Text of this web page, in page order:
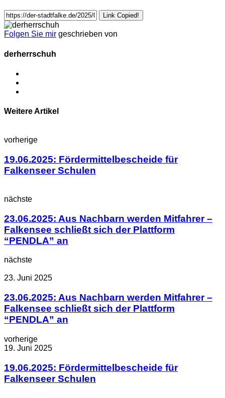
Link Copied!
Folgen Sie mir geschrieben von
derherrschuh
Weitere Artikel
vorherige
19.06.2025: Fördermittelbescheide für
Falkenseer Schulen
nächste
23.06.2025: Aus Nachbarn werden Mitfahrer –
Falkensee schließt sich der Plattform
“PENDLA” an
nächste
23. Juni 2025
23.06.2025: Aus Nachbarn werden Mitfahrer –
Falkensee schließt sich der Plattform
“PENDLA” an
vorherige
19. Juni 2025
19.06.2025: Fördermittelbescheide für
Falkenseer Schulen